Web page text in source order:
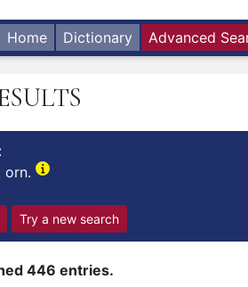
Home Dictionary Advanced
orn.
Try a new search
446 entries.